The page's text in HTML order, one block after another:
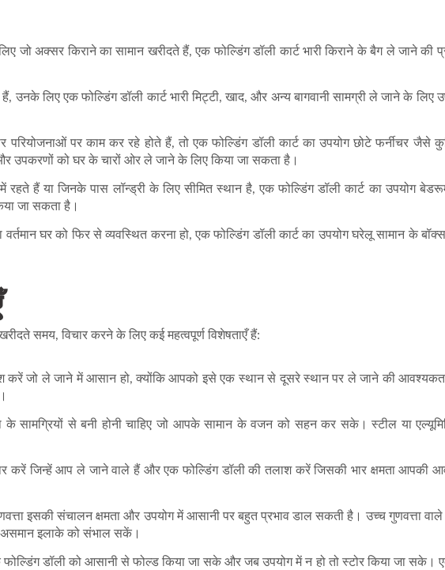
जो अक्सर किराने का सामान खरीदते हैं, एक फोल्डिंग डॉली कार्ट भारी किराने के बैग ले जाने की
उनके लिए एक फोल्डिंग डॉली कार्ट भारी मिट्टी, खाद, और अन्य बागवानी सामग्री ले जाने के लिए
परियोजनाओं पर काम कर रहे होते हैं, तो एक फोल्डिंग डॉली कार्ट का उपयोग छोटे फर्नीचर जैसे
उपकरणों को घर के चारों ओर ले जाने के लिए किया जा सकता है।
रहते हैं या जिनके पास लॉन्ड्री के लिए सीमित स्थान है, एक फोल्डिंग डॉली कार्ट का उपयोग
जा सकता है।
वर्तमान घर को फिर से व्यवस्थित करना हो, एक फोल्डिंग डॉली कार्ट का उपयोग घरेलू सामान के
समय, विचार करने के लिए कई महत्वपूर्ण विशेषताएँ हैं:
करें जो ले जाने में आसान हो, क्योंकि आपको इसे एक स्थान से दूसरे स्थान पर ले जाने की
के सामग्रियों से बनी होनी चाहिए जो आपके सामान के वजन को सहन कर सके। स्टील या
करें जिन्हें आप ले जाने वाले हैं और एक फोल्डिंग डॉली की तलाश करें जिसकी भार क्षमता आपकी
इसकी संचालन क्षमता और उपयोग में आसानी पर बहुत प्रभाव डाल सकती है। उच्च गुणवत्ता वाले
असमान इलाके को संभाल सकें।
डॉली को आसानी से फोल्ड किया जा सके और जब उपयोग में न हो तो स्टोर किया जा सके।